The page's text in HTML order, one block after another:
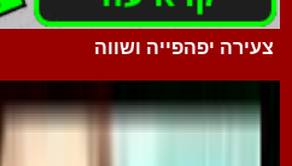
צעירה יפהפייה ושווה